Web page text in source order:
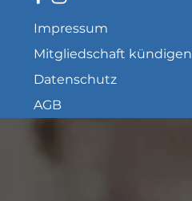
Impressum
Mitgliedschaft kündigen
Datenschutz
AGB